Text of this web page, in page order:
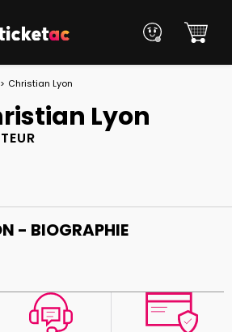
Christian Lyon
Lyon
- BIOGRAPHIE